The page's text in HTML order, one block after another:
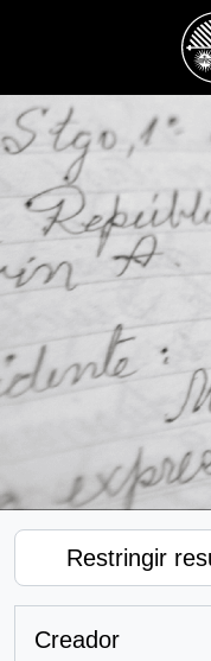
Restringir
Creador